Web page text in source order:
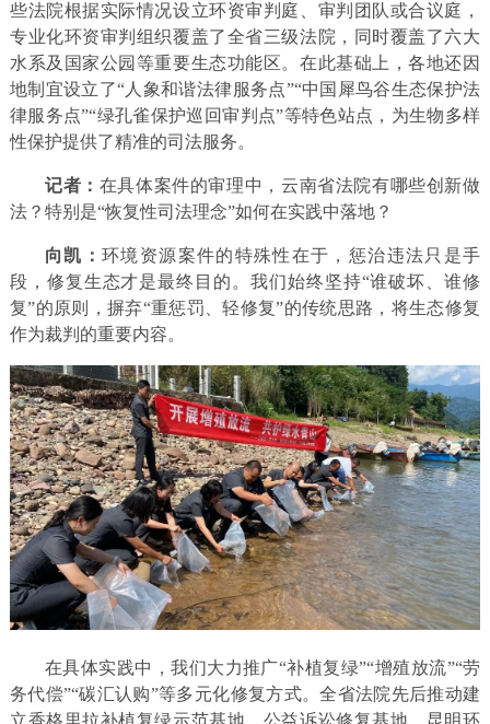
些法院根据实际情况设立环资审判庭、审判团队或合议庭，
专业化环资审判组织覆盖了全省三级法院，同时覆盖了六大
水系及国家公园等重要生态功能区。在此基础上，各地还因
地制宜设立了“人象和谐法律服务点”“中国犀鸟谷生态保护法
律服务点”“绿孔雀保护巡回审判点”等特色站点，为生物多样
性保护提供了精准的司法服务。
记者： 在具体案件的审理中，云南省法院有哪些创新做
法？特别是“恢复性司法理念”如何在实践中落地？
向凯：环境资源案件的特殊性在于，惩治违法只是手
段，修复生态才是最终目的。我们始终坚持“谁破坏、谁修
复”的原则，摒弃“重惩罚、轻修复”的传统思路，将生态修复
作为裁判的重要内容。
在具体实践中，我们大力推广“补植复绿”“增殖放流”“劳
务代偿”“碳汇认购”等多元化修复方式。全省法院先后推动建
立香格里拉补植复绿示范基地、公益诉讼修复基地、昆明环